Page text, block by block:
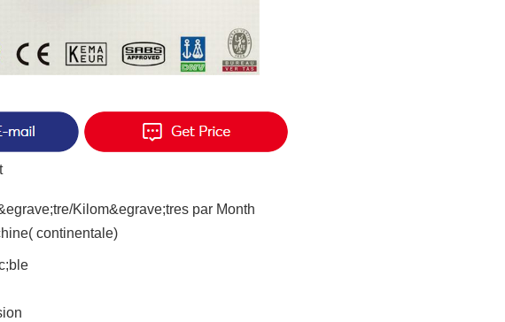
Kilom&egrave;tres par Month
continentale)